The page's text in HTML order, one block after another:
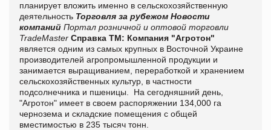
планирует вложить именно в сельскохозяйственную
деятельность Торговля за рубежом Новости
компаний Портал розничной и оптовой торговли
TradeMaster Справка ТМ: Компания "Агротон"
является одним из самых крупных в Восточной Украине
производителей агропромышленной продукции и
занимается выращиванием, переработкой и хранением
сельскохозяйственных культур, в частности
подсолнечника и пшеницы. На сегодняшний день,
"Агротон" имеет в своем распоряжении 134,000 га
чернозема и складские помещения с общей
вместимостью в 235 тысяч тонн.